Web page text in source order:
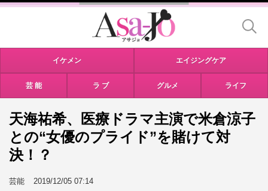
イケメン エイジングケア
芸 能 ラ ブ グルメ ライフ
天海祐希、医療ドラマ主演で米倉涼子
との“女優のプライド”を賭けて対
決！？
芸能 2019/12/05 07:14